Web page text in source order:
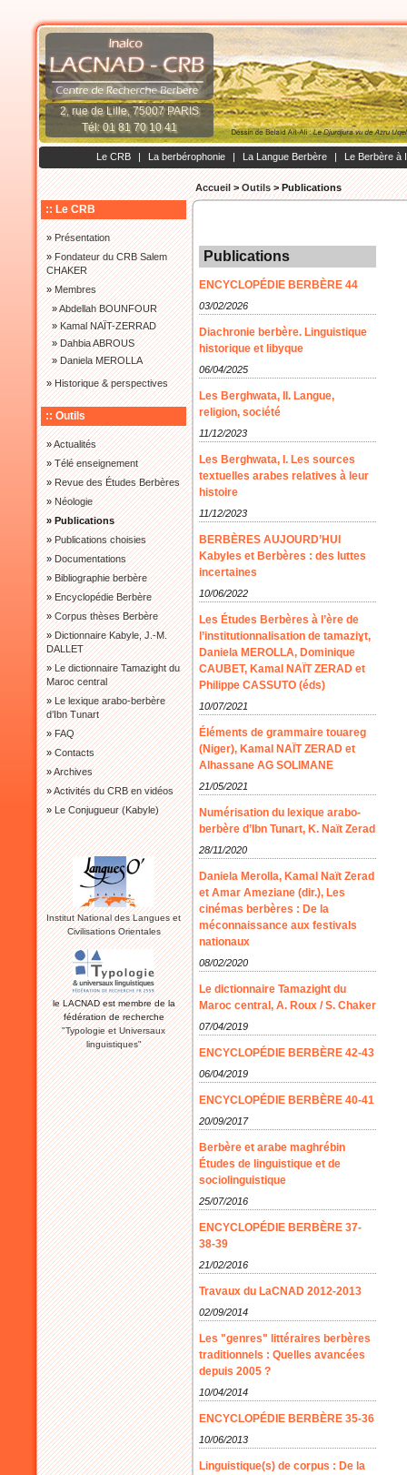
2, rue de Lille, 75007 PARIS
Tél: 01 81 70 10 41
Le CRB | La berbérophonie | La Langue Berbère | Le Berbère à
Accueil>Outils>Publications
:: Le CRB
»Présentation
»Fondateur du CRB Salem
CHAKER
»Membres
»Abdellah BOUNFOUR
»Kamal NAÏT-ZERRAD
»Dahbia ABROUS
»Daniela MEROLLA
»Historique & perspectives
:: Outils
»Actualités
»Télé enseignement
»Revue des Études Berbères
»Néologie
» Publications
»Publications choisies
»Documentations
»Bibliographie berbère
»Encyclopédie Berbère
»Corpus thèses Berbère
»Dictionnaire Kabyle, J.-M.
DALLET
»Le dictionnaire Tamazight du
Maroc central
»Le lexique arabo-berbère
d’Ibn Tunart
»FAQ
»Contacts
»Archives
»Activités du CRB en vidéos
»Le Conjugueur (Kabyle)
Institut National des Langues et
Civilisations Orientales
le LACNAD est membre de la
fédération de recherche
"Typologie et Universaux
linguistiques"
Publications
ENCYCLOPÉDIE BERBÈRE 44
03/02/2026
Diachronie berbère. Linguistique
historique et libyque
06/04/2025
Les Berghwata, II. Langue,
religion, société
11/12/2023
Les Berghwata, I. Les sources
textuelles arabes relatives à leur
histoire
11/12/2023
BERBÈRES AUJOURD’HUI
Kabyles et Berbères : des luttes
incertaines
10/06/2022
Les Études Berbères à l’ère de
l’institutionnalisation de tamaziɣt,
Daniela MEROLLA, Dominique
CAUBET, Kamal NAÏT ZERAD et
Philippe CASSUTO (éds)
10/07/2021
Éléments de grammaire touareg
(Niger), Kamal NAÏT ZERAD et
Alhassane AG SOLIMANE
21/05/2021
Numérisation du lexique arabo-
berbère d’Ibn Tunart, K. Naït Zerad
28/11/2020
Daniela Merolla, Kamal Naït Zerad
et Amar Ameziane (dir.), Les
cinémas berbères : De la
méconnaissance aux festivals
nationaux
08/02/2020
Le dictionnaire Tamazight du
Maroc central, A. Roux / S. Chaker
07/04/2019
ENCYCLOPÉDIE BERBÈRE 42-43
06/04/2019
ENCYCLOPÉDIE BERBÈRE 40-41
20/09/2017
Berbère et arabe maghrébin
Études de linguistique et de
sociolinguistique
25/07/2016
ENCYCLOPÉDIE BERBÈRE 37-
38-39
21/02/2016
Travaux du LaCNAD 2012-2013
02/09/2014
Les "genres" littéraires berbères
traditionnels : Quelles avancées
depuis 2005 ?
10/04/2014
ENCYCLOPÉDIE BERBÈRE 35-36
10/06/2013
Linguistique(s) de corpus : De la